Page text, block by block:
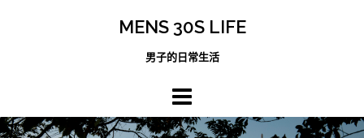
MENS 30S LIFE
男子的日常生活